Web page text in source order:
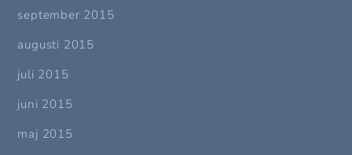
september 2015
augusti 2015
juli 2015
juni 2015
maj 2015